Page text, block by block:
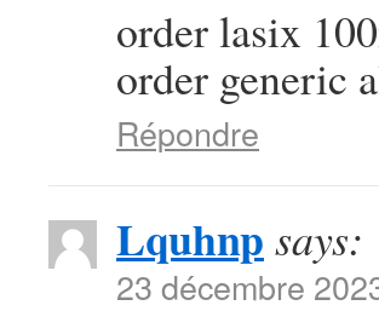
order lasix
order generic
Répondre
Lquhnp says:
23 décembre